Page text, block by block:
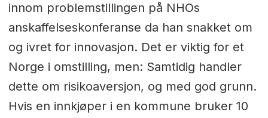
innom problemstillingen på NHOs
anskaffelseskonferanse da han snakket om
og ivret for innovasjon. Det er viktig for et
Norge i omstilling, men: Samtidig handler
dette om risikoaversjon, og med god grunn.
Hvis en innkjøper i en kommune bruker 10